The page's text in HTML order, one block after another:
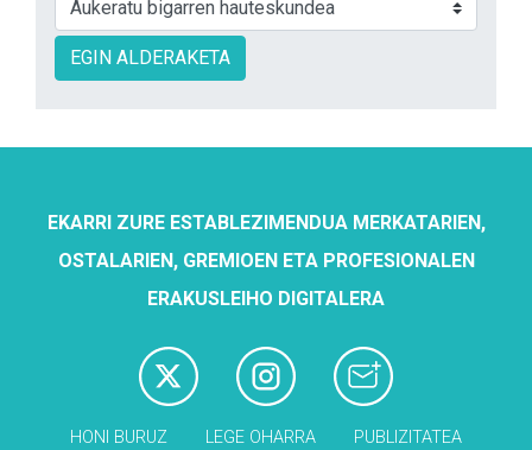
EGIN ALDERAKETA
EKARRI ZURE ESTABLEZIMENDUA MERKATARIEN,
OSTALARIEN, GREMIOEN ETA PROFESIONALEN
ERAKUSLEIHO DIGITALERA
HONI BURUZ LEGE OHARRA PUBLIZITATEA